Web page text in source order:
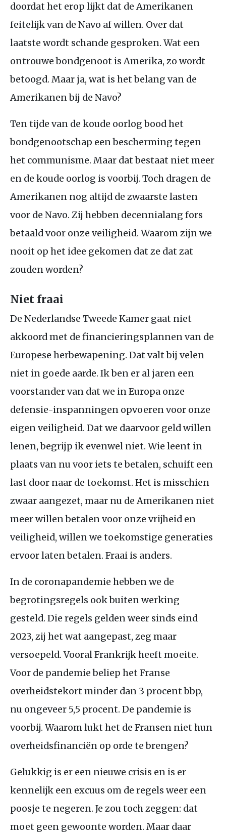
doordat het erop lijkt dat de Amerikanen
feitelijk van de Navo af willen. Over dat
laatste wordt schande gesproken. Wat een
ontrouwe bondgenoot is Amerika, zo wordt
betoogd. Maar ja, wat is het belang van de
Amerikanen bij de Navo?
Ten tijde van de koude oorlog bood het
bondgenootschap een bescherming tegen
het communisme. Maar dat bestaat niet meer
en de koude oorlog is voorbij. Toch dragen de
Amerikanen nog altijd de zwaarste lasten
voor de Navo. Zij hebben decennialang fors
betaald voor onze veiligheid. Waarom zijn we
nooit op het idee gekomen dat ze dat zat
zouden worden?
Niet fraai
De Nederlandse Tweede Kamer gaat niet
akkoord met de financieringsplannen van de
Europese herbewapening. Dat valt bij velen
niet in goede aarde. Ik ben er al jaren een
voorstander van dat we in Europa onze
defensie-inspanningen opvoeren voor onze
eigen veiligheid. Dat we daarvoor geld willen
lenen, begrijp ik evenwel niet. Wie leent in
plaats van nu voor iets te betalen, schuift een
last door naar de toekomst. Het is misschien
zwaar aangezet, maar nu de Amerikanen niet
meer willen betalen voor onze vrijheid en
veiligheid, willen we toekomstige generaties
ervoor laten betalen. Fraai is anders.
In de coronapandemie hebben we de
begrotingsregels ook buiten werking
gesteld. Die regels gelden weer sinds eind
2023, zij het wat aangepast, zeg maar
versoepeld. Vooral Frankrijk heeft moeite.
Voor de pandemie beliep het Franse
overheidstekort minder dan 3 procent bbp,
nu ongeveer 5,5 procent. De pandemie is
voorbij. Waarom lukt het de Fransen niet hun
overheidsfinanciën op orde te brengen?
Gelukkig is er een nieuwe crisis en is er
kennelijk een excuus om de regels weer een
poosje te negeren. Je zou toch zeggen: dat
moet geen gewoonte worden. Maar daar